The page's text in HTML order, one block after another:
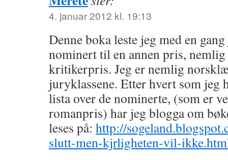
4. januar 2012 kl. 19:13
Denne boka leste jeg med en
nominert til en annen pris,
kritikerpris. Jeg er nemlig
juryklassene. Etter hvert som jeg
lista over de nominerte, (som er
romanpris) har jeg blogga om
leses på: http://
slutt-men-kjrligheten-vil-